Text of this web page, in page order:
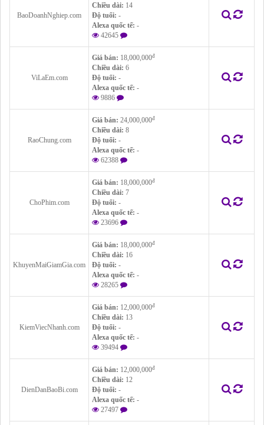
BaoDoanhNghiep.com
Chiều dài: 14
Độ tuổi: -
Alexa quốc tế: -
42645
ViLaEm.com
Giá bán: 18,000,000đ
Chiều dài: 6
Độ tuổi: -
Alexa quốc tế: -
9886
RaoChung.com
Giá bán: 24,000,000đ
Chiều dài: 8
Độ tuổi: -
Alexa quốc tế: -
62388
ChoPhim.com
Giá bán: 18,000,000đ
Chiều dài: 7
Độ tuổi: -
Alexa quốc tế: -
23696
KhuyenMaiGiamGia.com
Giá bán: 18,000,000đ
Chiều dài: 16
Độ tuổi: -
Alexa quốc tế: -
28265
KiemViecNhanh.com
Giá bán: 12,000,000đ
Chiều dài: 13
Độ tuổi: -
Alexa quốc tế: -
39494
DienDanBaoBi.com
Giá bán: 12,000,000đ
Chiều dài: 12
Độ tuổi: -
Alexa quốc tế: -
27497